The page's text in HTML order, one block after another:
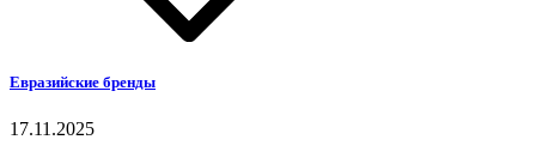
Евразийские бренды
17.11.2025